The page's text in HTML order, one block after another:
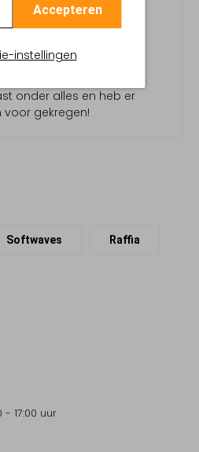
Accepteren
instellingen
favo geworden! Lekker
onder alles en heb er
gekregen!
Softwaves Raffia
17:00 uur